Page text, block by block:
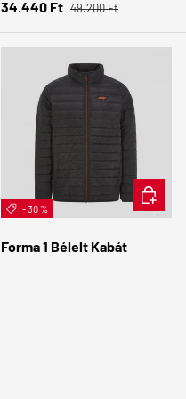
Eladási ár
34.440 Ft Normál ár
49.200 Ft
- 30 %
Forma 1 Bélelt Kabát